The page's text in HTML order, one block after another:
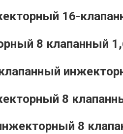
16-
8 клапанный
8
8